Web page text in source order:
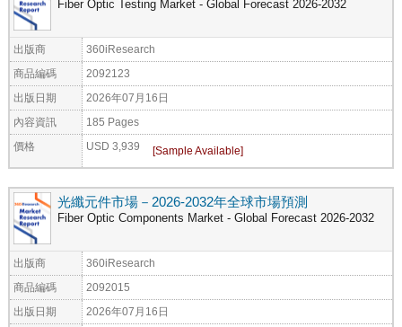
Fiber Optic Testing Market - Global Forecast 2026-2032
出版商 360iResearch
商品編碼 2092123
出版日期 2026年07月16日
內容資訊 185 Pages
價格 USD 3,939
光纖元件市場－2026-2032年全球市場預測
Fiber Optic Components Market - Global Forecast 2026-2032
出版商 360iResearch
商品編碼 2092015
出版日期 2026年07月16日